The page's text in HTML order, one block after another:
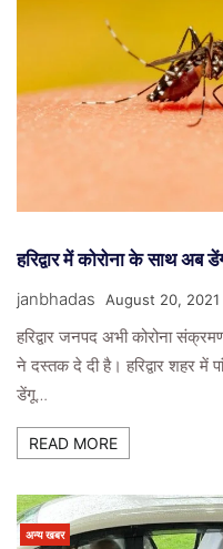
हरिद्वार में कोरोना के साथ अब
janbhadas August 20, 2021
हरिद्वार जनपद अभी कोरोना
ने दस्तक दे दी है। हरिद्वार शहर में
डेंगू…
READ MORE
अन्य खबर